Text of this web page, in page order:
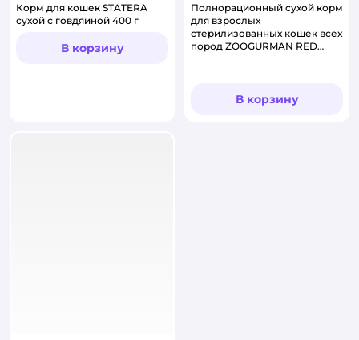
Корм для кошек STATERA
сухой с говдяиной 400 г
В корзину
Полнорационный сухой корм
для взрослых
стерилизованных кошек всех
пород ZOOGURMAN RED
В корзину